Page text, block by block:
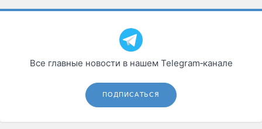
Все главные новости в нашем Telegram‑канале
ПОДПИСАТЬСЯ